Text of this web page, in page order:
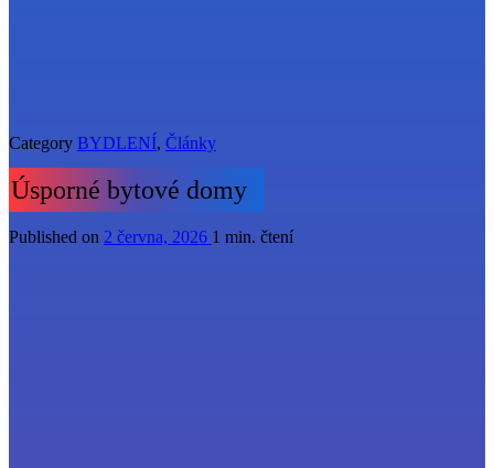
Category BYDLENÍ, Články
Úsporné bytové domy
Published on 2 června, 2026 1 min. čtení